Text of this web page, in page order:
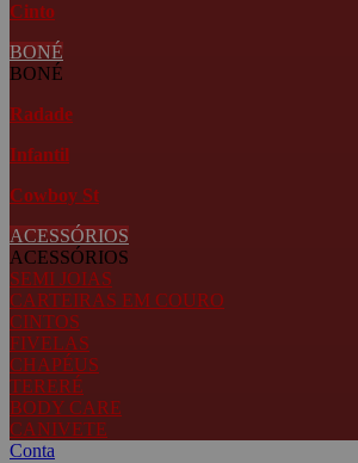
Cinto
BONÉ
BONÉ
Radade
Infantil
Cowboy St
ACESSÓRIOS
ACESSÓRIOS
SEMI JOIAS
CARTEIRAS EM COURO
CINTOS
FIVELAS
CHAPÉUS
TERERÉ
BODY CARE
CANIVETE
Conta